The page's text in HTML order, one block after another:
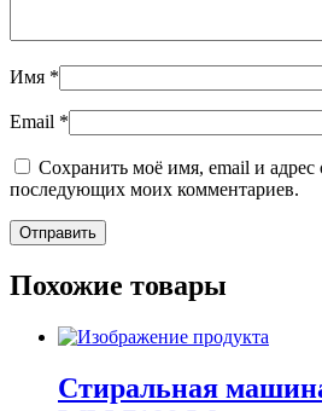
Имя *
Email *
Сохранить моё имя, email и адрес
последующих моих комментариев.
Похожие товары
Стиральная